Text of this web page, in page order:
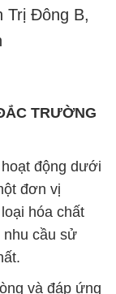
Trị Đông B,
TRƯỜNG
động dưới
đơn vị
hóa chất
nhu cầu sử
và đáp ứng